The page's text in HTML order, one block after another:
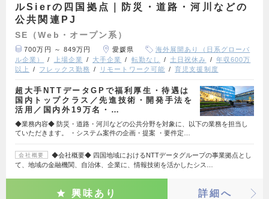
ルSierの四国拠点｜防災・道路・河川などの
公共関連PJ
SE（Web・オープン系）
700万円 ～ 849万円 愛媛県
海外展開あり（日系グローバ
ル企業）
上場企業 大手企業 転勤なし 土日祝休み
年収600万
以上
フレックス勤務 リモートワーク可能 育児支援制度
超大手NTTデータGPで福利厚生・待遇は
国内トップクラス／先進技術・開発手法を
活用／国内外19万名・…
◆業務内容◆ 防災・道路・河川などの公共分野を対象に、以下の業務を担当し
ていただきます。 ・システム案件の企画・提案 ・要件定…
会社概要
◆会社概要◆ 四国地域におけるNTTデータグループの事業拠点とし
て、地域の金融機関、自治体、企業に、情報技術を活かしたシス…
興味あり 詳細へ